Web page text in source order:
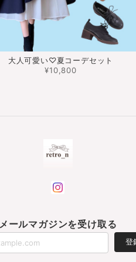
大人可愛い♡夏コーデセット
¥10,800
メールマガジンを受け取る
登